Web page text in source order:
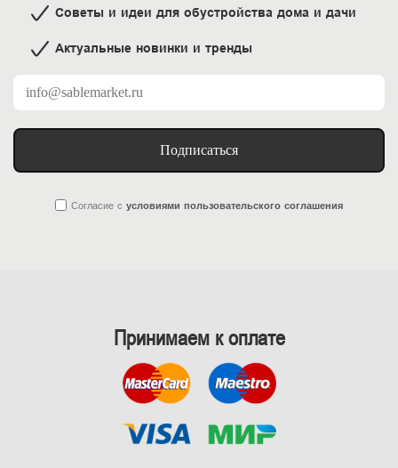
Советы и идеи для обустройства дома и дачи
Актуальные новинки и тренды
Подписаться
Согласие с условиями пользовательского соглашения
Принимаем к оплате